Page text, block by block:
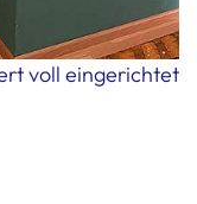
voll eingerichtet